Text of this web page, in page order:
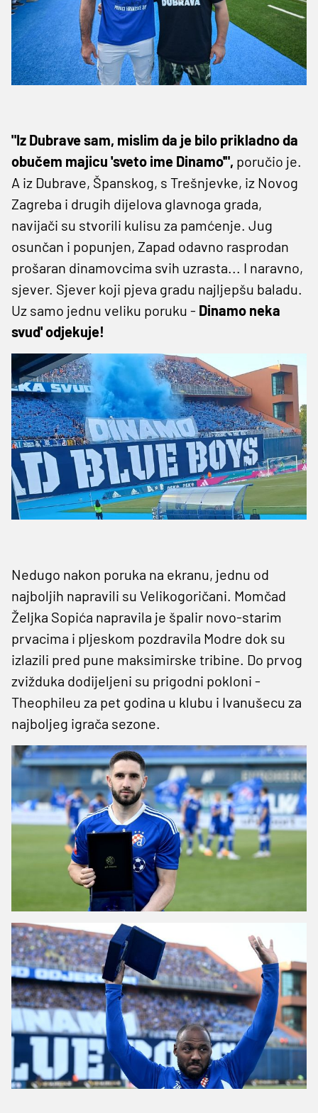
"Iz Dubrave sam, mislim da je bilo prikladno da
obučem majicu 'sveto ime Dinamo'", poručio je.
A iz Dubrave, Španskog, s Trešnjevke, iz Novog
Zagreba i drugih dijelova glavnoga grada,
navijači su stvorili kulisu za pamćenje. Jug
osunčan i popunjen, Zapad odavno rasprodan
prošaran dinamovcima svih uzrasta... I naravno,
sjever. Sjever koji pjeva gradu najljepšu baladu.
Uz samo jednu veliku poruku - Dinamo neka
svud' odjekuje!
Nedugo nakon poruka na ekranu, jednu od
najboljih napravili su Velikogoričani. Momčad
Željka Sopića napravila je špalir novo-starim
prvacima i pljeskom pozdravila Modre dok su
izlazili pred pune maksimirske tribine. Do prvog
zvižduka dodijeljeni su prigodni pokloni -
Theophileu za pet godina u klubu i Ivanušecu za
najboljeg igrača sezone.